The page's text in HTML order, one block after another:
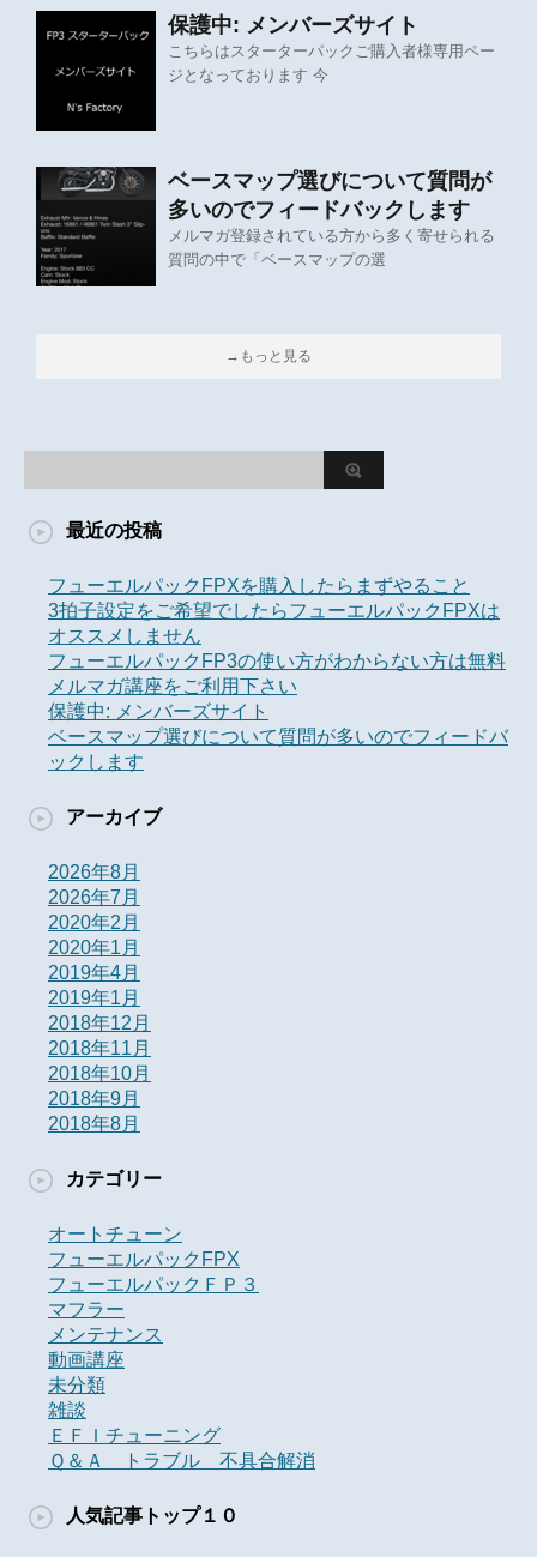
保護中: メンバーズサイト
こちらはスターターパックご購入者様専用ペー
ジとなっております 今
ベースマップ選びについて質問が
多いのでフィードバックします
メルマガ登録されている方から多く寄せられる
質問の中で「ベースマップの選
→もっと見る
最近の投稿
フューエルパックFPXを購入したらまずやること
3拍子設定をご希望でしたらフューエルパックFPXは
オススメしません
フューエルパックFP3の使い方がわからない方は無料
メルマガ講座をご利用下さい
保護中: メンバーズサイト
ベースマップ選びについて質問が多いのでフィードバ
ックします
アーカイブ
2026年8月
2026年7月
2020年2月
2020年1月
2019年4月
2019年1月
2018年12月
2018年11月
2018年10月
2018年9月
2018年8月
カテゴリー
オートチューン
フューエルパックFPX
フューエルパックＦＰ３
マフラー
メンテナンス
動画講座
未分類
雑談
ＥＦＩチューニング
Ｑ＆Ａ トラブル 不具合解消
人気記事トップ１０